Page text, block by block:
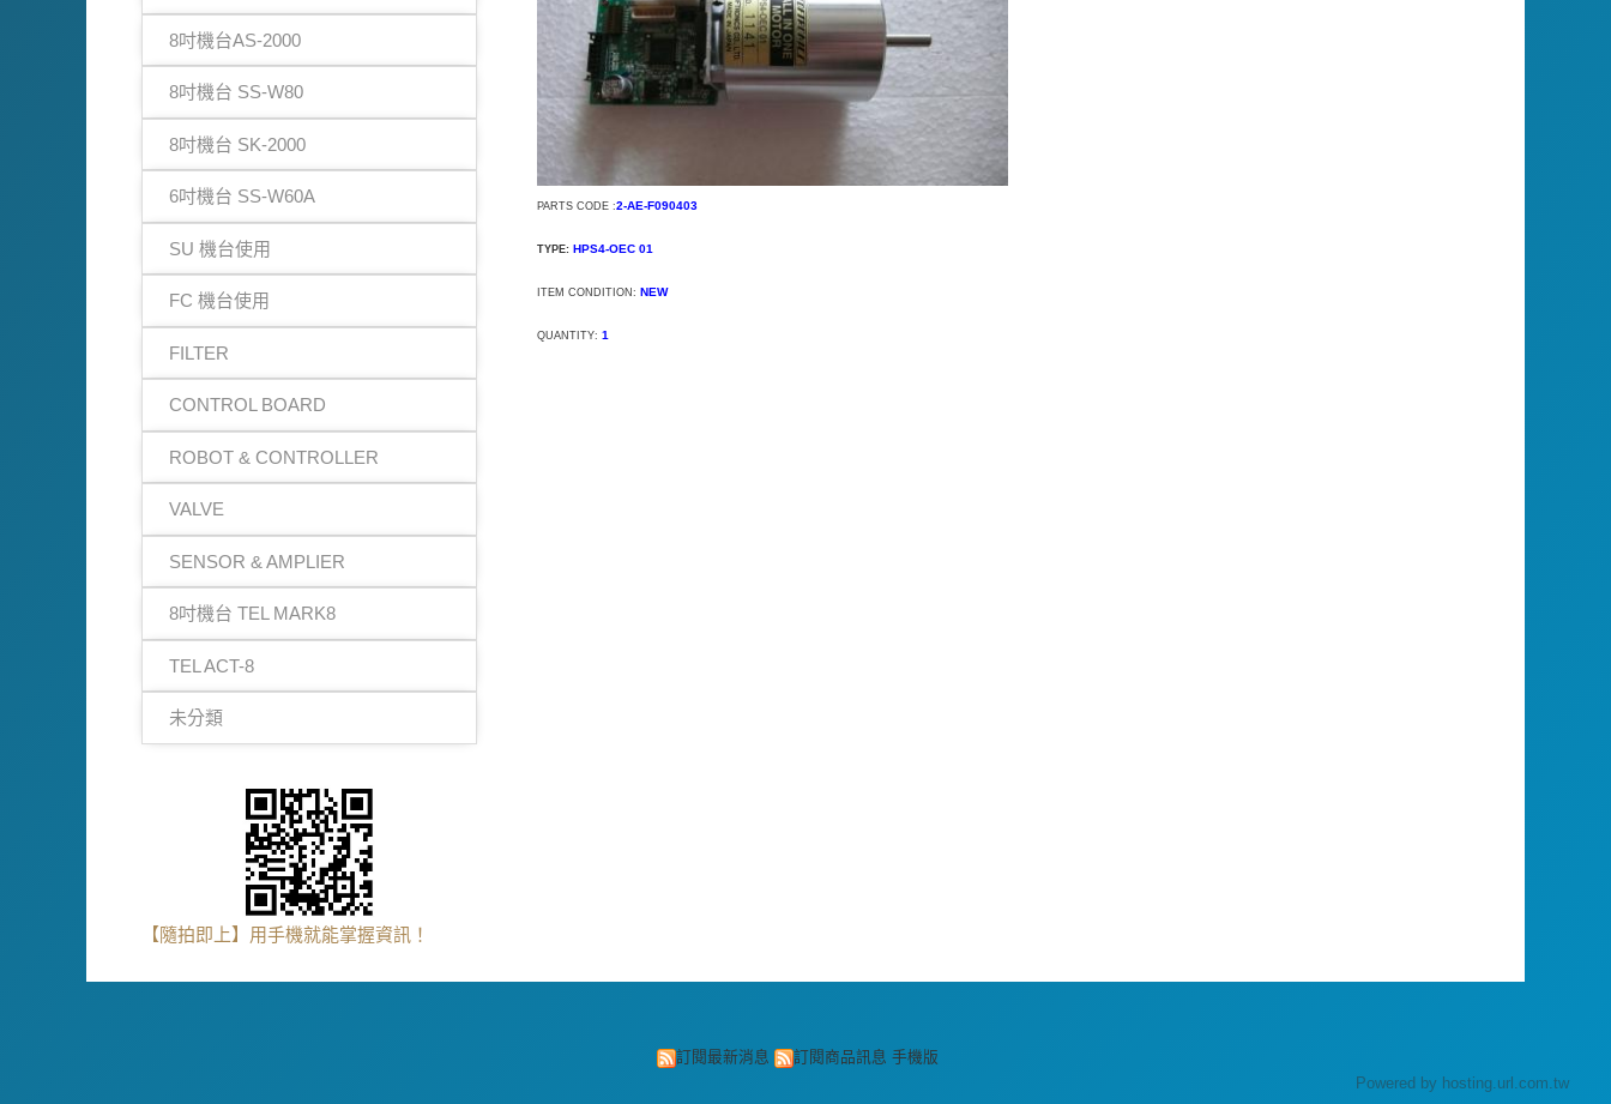
8吋機台AS-2000
8吋機台 SS-W80
8吋機台 SK-2000
6吋機台 SS-W60A
SU 機台使用
FC 機台使用
FILTER
CONTROL BOARD
ROBOT & CONTROLLER
VALVE
SENSOR & AMPLIER
8吋機台 TEL MARK8
TEL ACT-8
未分類
【隨拍即上】用手機就能掌握資訊！
PARTS CODE :2-AE-F090403
TYPE: HPS4-OEC 01
ITEM CONDITION: NEW
QUANTITY: 1
訂閱最新消息 訂閱商品訊息 手機版
Powered by hosting.url.com.tw